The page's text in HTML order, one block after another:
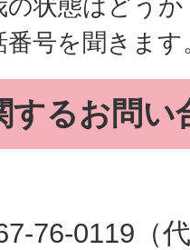
の状態はどう
号を聞きます
するお問い
76-0119（